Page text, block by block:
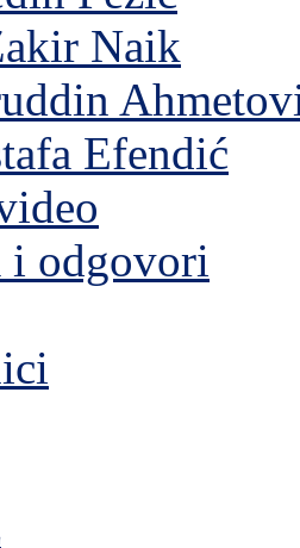
Naik
Efendić
i odgovori